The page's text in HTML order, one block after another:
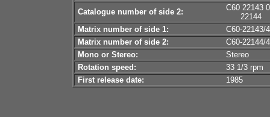
Catalogue number of side 2:
С60 22143
22144
Matrix number of side 1:
С60-22143/
Matrix number of side 2:
С60-22144/
Mono or Stereo:
Stereo
Rotation speed:
33 1/3 rpm
First release date:
1985